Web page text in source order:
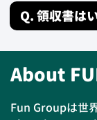
Q. 領収書は
About
Fun Groupは世